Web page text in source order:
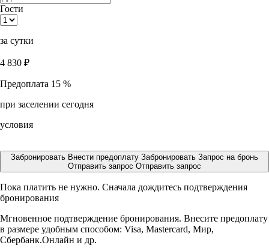
Гости
за сутки
4 830 ₽
Предоплата 15 %
при заселении сегодня
условия
Забронировать Внести предоплату Забронировать Запрос на бронь
Отправить запрос Отправить запрос
Пока платить не нужно. Сначала дождитесь подтверждения
бронирования
Мгновенное подтверждение бронирования. Внесите предоплату
в размере удобным способом: Visa, Mastercard, Мир,
Сбербанк.Онлайн и др.